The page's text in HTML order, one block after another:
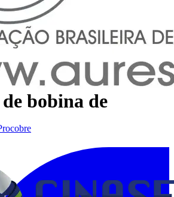
e Construção,
se unem para
virtuoso de
bobina de